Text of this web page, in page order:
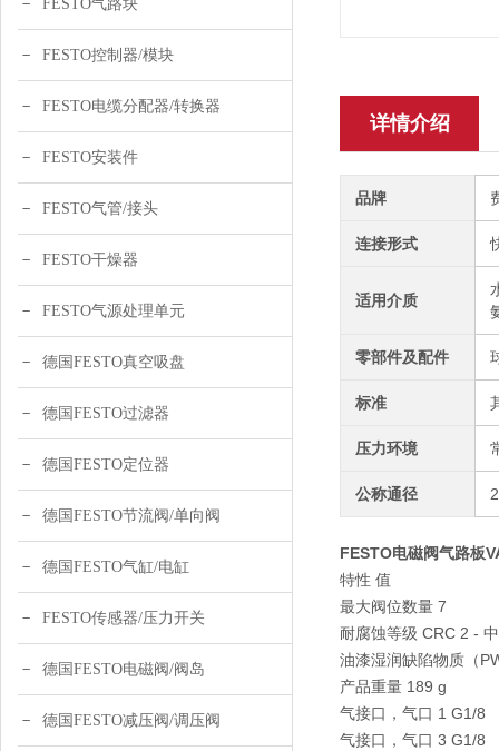
FESTO气路块
FESTO控制器/模块
FESTO电缆分配器/转换器
FESTO安装件
FESTO气管/接头
FESTO干燥器
FESTO气源处理单元
德国FESTO真空吸盘
德国FESTO过滤器
德国FESTO定位器
德国FESTO节流阀/单向阀
德国FESTO气缸/电缸
FESTO传感器/压力开关
德国FESTO电磁阀/阀岛
德国FESTO减压阀/调压阀
详情介绍
品牌
连接形式
适用介质
零部件及配件
标准
压力环境
公称通径
FESTO电磁阀气路板
特性 值
最大阀位数量 7
耐腐蚀等级 CRC 2 -
油漆湿润缺陷物质（
产品重量 189 g
气接口，气口 1 G1/8
气接口，气口 3 G1/8